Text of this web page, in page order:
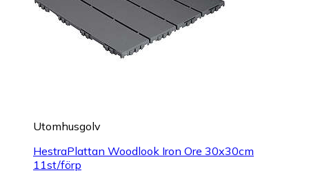
Utomhusgolv
HestraPlattan Woodlook Iron Ore 30x30cm
11st/förp